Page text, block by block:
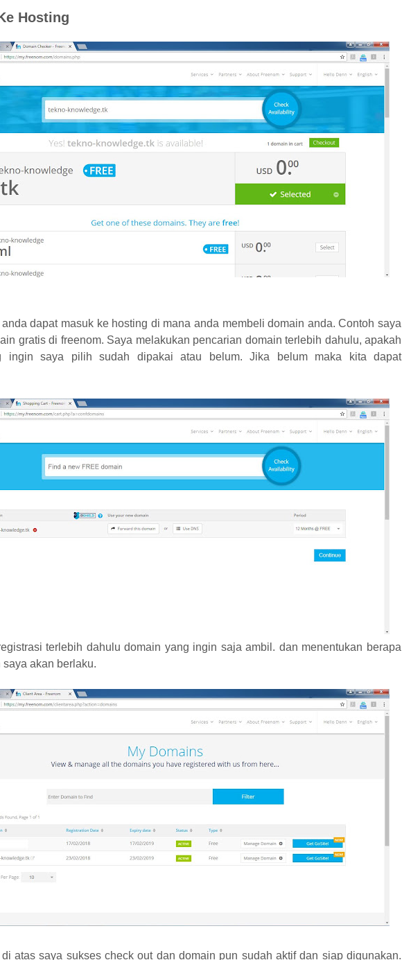
Hosting
dapat masuk ke hosting di mana anda membeli domain anda. Contoh saya
gratis di freenom. Saya melakukan pencarian domain terlebih dahulu, apakah
ingin saya pilih sudah dipakai atau belum. Jika belum maka kita dapat
terlebih dahulu domain yang ingin saja ambil. dan menentukan berapa
akan berlaku.
di atas saya sukses check out dan domain pun sudah aktif dan siap digunakan.